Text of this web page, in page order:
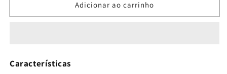
Fita
Colorida
5mt
de
Fita
5mt
Adicionar ao carrinho
Características